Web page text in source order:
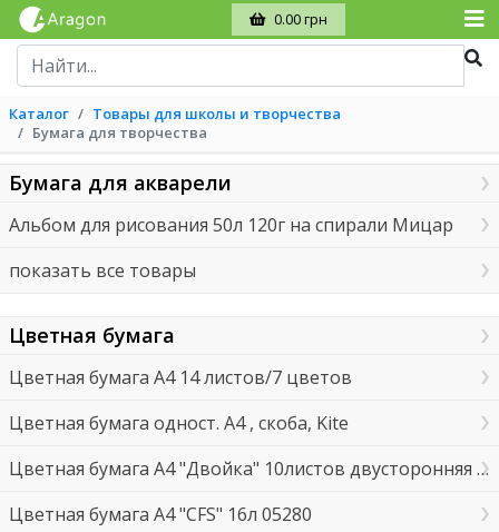
0.00 грн
Каталог
Товары для школы и творчества
Бумага для творчества
Бумага для акварели
Альбом для рисования 50л 120г на спирали Мицар
показать все товары
Цветная бумага
Цветная бумага А4 14 листов/7 цветов
Цветная бумага одност. А4 , скоба, Kite
Цветная бумага А4 "Двойка" 10листов двусторонняя Мицар
Цветная бумага А4 "CFS" 16л 05280